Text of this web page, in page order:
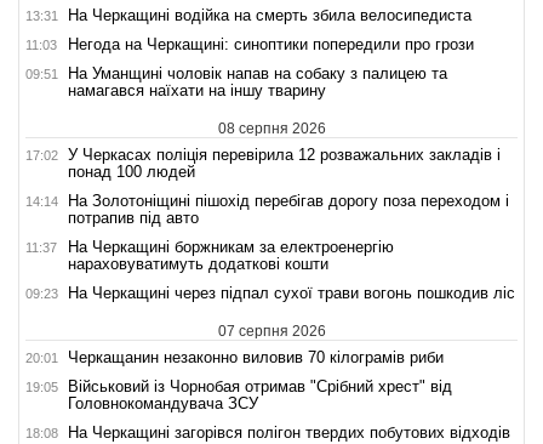
13:31 На Черкащині водійка на смерть збила велосипедиста
11:03 Негода на Черкащині: синоптики попередили про грози
09:51
На Уманщині чоловік напав на собаку з палицею та
намагався наїхати на іншу тварину
08 серпня 2026
17:02
У Черкасах поліція перевірила 12 розважальних закладів і
понад 100 людей
14:14
На Золотоніщині пішохід перебігав дорогу поза переходом і
потрапив під авто
11:37
На Черкащині боржникам за електроенергію
нараховуватимуть додаткові кошти
09:23 На Черкащині через підпал сухої трави вогонь пошкодив ліс
07 серпня 2026
20:01 Черкащанин незаконно виловив 70 кілограмів риби
19:05
Військовий із Чорнобая отримав "Срібний хрест" від
Головнокомандувача ЗСУ
18:08 На Черкащині загорівся полігон твердих побутових відходів